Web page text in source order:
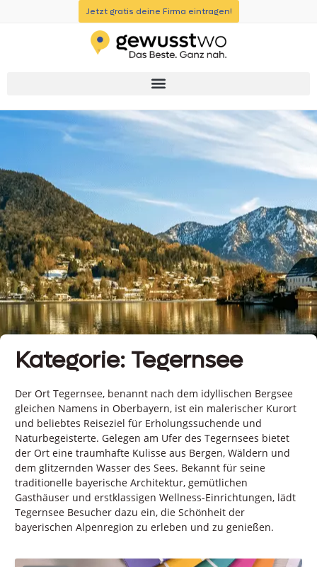
Jetzt gratis deine Firma eintragen!
Kategorie: Tegernsee
Der Ort Tegernsee, benannt nach dem idyllischen Bergsee
gleichen Namens in Oberbayern, ist ein malerischer Kurort
und beliebtes Reiseziel für Erholungssuchende und
Naturbegeisterte. Gelegen am Ufer des Tegernsees bietet
der Ort eine traumhafte Kulisse aus Bergen, Wäldern und
dem glitzernden Wasser des Sees. Bekannt für seine
traditionelle bayerische Architektur, gemütlichen
Gasthäuser und erstklassigen Wellness-Einrichtungen, lädt
Tegernsee Besucher dazu ein, die Schönheit der
bayerischen Alpenregion zu erleben und zu genießen.